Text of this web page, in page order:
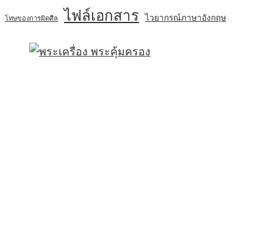
โทษของการผิดศีล ไฟล์เอกสาร ไวยากรณ์ภาษาอังกฤษ